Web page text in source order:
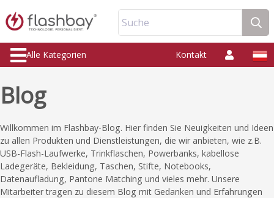
Suche
Alle Kategorien Kontakt
Blog
Willkommen im Flashbay-Blog. Hier finden Sie Neuigkeiten und Ideen
zu allen Produkten und Dienstleistungen, die wir anbieten, wie z.B.
USB-Flash-Laufwerke, Trinkflaschen, Powerbanks, kabellose
Ladegeräte, Bekleidung, Taschen, Stifte, Notebooks,
Datenaufladung, Pantone Matching und vieles mehr. Unsere
Mitarbeiter tragen zu diesem Blog mit Gedanken und Erfahrungen